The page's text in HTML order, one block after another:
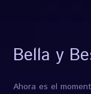
Bella y
Ahora es el